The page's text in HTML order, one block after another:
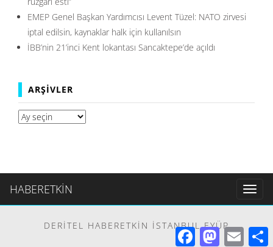
EMEP Genel Başkan Yardımcısı Levent Tüzel: NATO zirvesi
iptal edilsin, kaynaklar halk için kullanılsın
İBB’nin 21’inci Kent lokantası Sancaktepe’de açıldı
ARŞIVLER
Arşivler
HABERETKİN
Toggle
DERITEL HABERETKIN İSTANBUL EYÜP
FacebookMastodon
Email